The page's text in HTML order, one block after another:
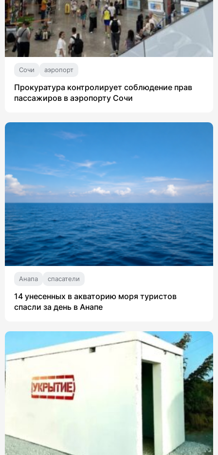
Сочи аэропорт
Прокуратура контролирует соблюдение прав
пассажиров в аэропорту Сочи
Анапа спасатели
14 унесенных в акваторию моря туристов
спасли за день в Анапе